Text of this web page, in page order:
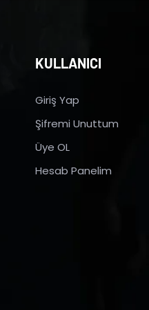
KULLANICI
Giriş Yap
Şifremi Unuttum
Üye OL
Hesab Panelim